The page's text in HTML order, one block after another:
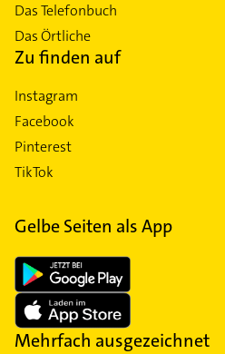
Das Telefonbuch
Das Örtliche
Zu finden auf
Instagram
Facebook
Pinterest
TikTok
Gelbe Seiten als App
Mehrfach ausgezeichnet